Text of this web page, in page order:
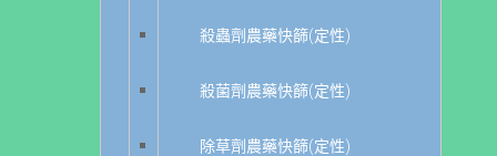
殺蟲劑農藥快篩(定性)
殺菌劑農藥快篩(定性)
除草劑農藥快篩(定性)